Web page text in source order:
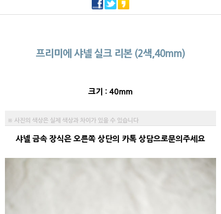
프리미에 샤넬 실크 리본 (2색,40mm)
크기 : 40mm
※ 사진의 색상은 실제 색상과 차이가 있을 수 있습니다
샤넬 금속 장식은 오른쪽 상단의 카톡 상담으로문의주세요